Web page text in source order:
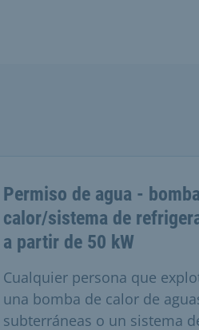
Permiso de agua -
calor/sistema de
a partir de 50 kW
Cualquier persona que
una bomba de calor de
subterráneas o un sistema